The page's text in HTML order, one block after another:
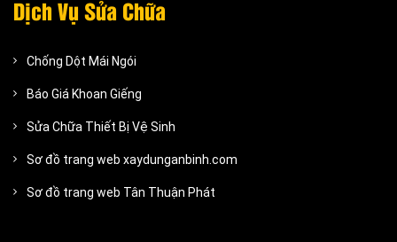
Dịch Vụ Sửa Chữa
Chống Dột Mái Ngói
Báo Giá Khoan Giếng
Sửa Chữa Thiết Bị Vệ Sinh
Sơ đồ trang web xaydunganbinh.com
Sơ đồ trang web Tân Thuận Phát